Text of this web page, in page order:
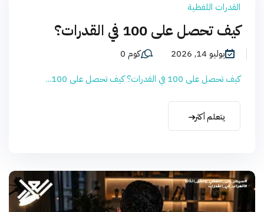
القدرات اللفظية
كيف تحصل على 100 في القدرات؟
يوليو 14, 2026
كوم 0
كيف تحصل على 100 في القدرات؟ كيف تحصل على 100...
يتعلم أكثر